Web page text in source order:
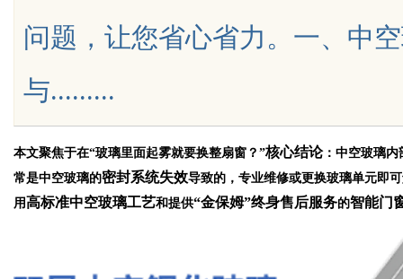
Bo
问题，让您省心省力。一、中
与.........
本文聚焦于在“玻璃里面起雾就要换整扇窗？”核心结论：中空玻璃内
常是中空玻璃的密封系统失效导致的，专业维修或更换玻璃单元即
用高标准中空玻璃工艺和提供“金保姆”终身售后服务的智能门